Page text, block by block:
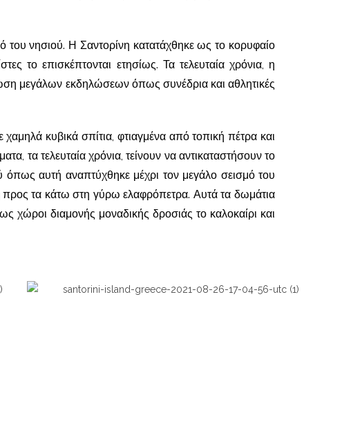
του νησιού. Η Σαντορίνη κατατάχθηκε ως το κορυφαίο
το επισκέπτονται ετησίως. Τα τελευταία χρόνια, η
μεγάλων εκδηλώσεων όπως συνέδρια και αθλητικές
κυβικά σπίτια, φτιαγμένα από τοπική πέτρα και
τα τελευταία χρόνια, τείνουν να αντικαταστήσουν το
αυτή αναπτύχθηκε μέχρι τον μεγάλο σεισμό του
προς τα κάτω στη γύρω ελαφρόπετρα. Αυτά τα δωμάτια
διαμονής μοναδικής δροσιάς το καλοκαίρι και